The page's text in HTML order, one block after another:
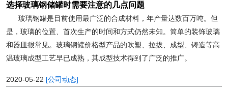
选择玻璃钢储罐时需要注意的几点问题
玻璃钢罐是目前使用最广泛的合成材料，年产量达数百万吨。但
是，玻璃的位置、首次生产的时间和方式仍然未知。简单的装饰玻璃
和器皿很常见。玻璃钢罐价格型产品的吹塑、拉拔、成型、铸造等高
温玻璃成型工艺早已成熟，其成型技术得到了广泛的推广。
2020-05-22 [公司动态]